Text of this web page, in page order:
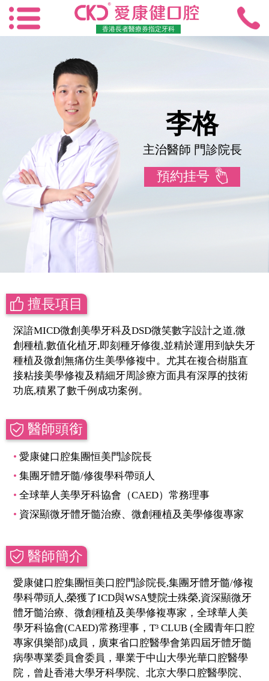
香港長者醫療券指定牙科
李格
主治醫師 門診院長
預約挂号
擅長項目
深諳MICD微創美學牙科及DSD微笑數字設計之道,微
創種植,數值化植牙,即刻種牙修復,並精於運用到缺失牙
種植及微創無痛仿生美學修複中。尤其在複合樹脂直
接粘接美學修複及精細牙周診療方面具有深厚的技術
功底,積累了數千例成功案例。
醫師頭銜
愛康健口腔集團恒美門診院長
集團牙體牙髓/修復學科帶頭人
全球華人美學牙科協會（CAED）常務理事
資深顯微牙體牙髓治療、微創種植及美學修復專家
醫師簡介
愛康健口腔集團恒美口腔門診院長,集團牙體牙髓/修複
學科帶頭人,榮獲了ICD與WSA雙院士殊榮,資深顯微牙
體牙髓治療、微創種植及美學修複專家，全球華人美
學牙科協會(CAED)常務理事，T³ CLUB (全國青年口腔
專家俱樂部)成員，廣東省口腔醫學會第四屆牙體牙髓
病學專業委員會委員，畢業于中山大學光華口腔醫學
院，曾赴香港大學牙科學院、北京大學口腔醫學院、